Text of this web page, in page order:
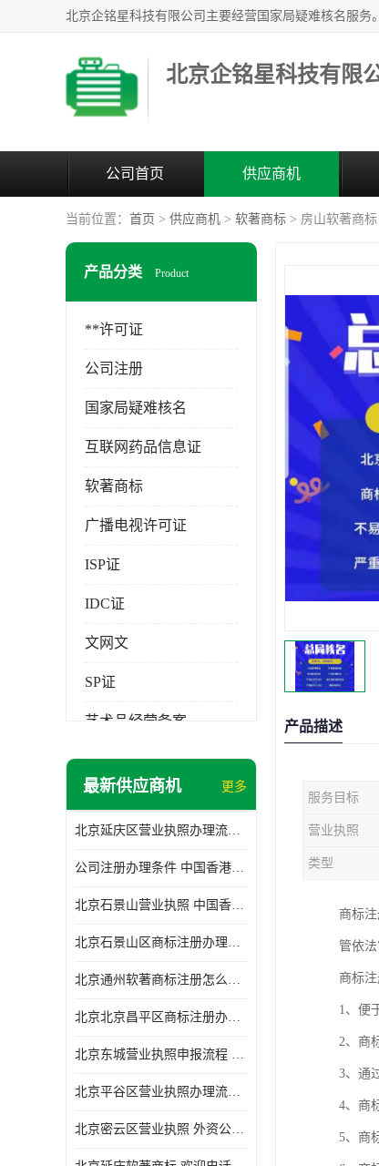
北京企铭星科技有限
公司首页 供应商机
当前位置： 首页 > 供应商机 > 软著商标 > 房山软著商
产品分类 Product
**许可证
公司注册
国家局疑难核名
互联网药品信息证
软著商标
广播电视许可证
ISP证
IDC证
文网文
SP证
艺术品经营备案
最新供应商机 更多
北京延庆区营业执照办理流程 中国香港公司注销 欢迎电话咨询
公司注册办理条件 中国香港公司注册 欢迎电话咨询
北京石景山营业执照 中国香港公司转股 欢迎电话咨询
北京石景山区商标注册办理流程
北京通州软著商标注册怎么办理流程
北京北京昌平区商标注册办理流程
北京东城营业执照申报流程 中国香港公司转股 欢迎电话咨询
北京平谷区营业执照办理流程 代表处注册 欢迎电话咨询
北京密云区营业执照 外资公司变更 欢迎电话咨询
产品描述
服务目标
营业执照
类型
商标
管依法
商标注
1、便
2、商
3、通
4、商
5、商